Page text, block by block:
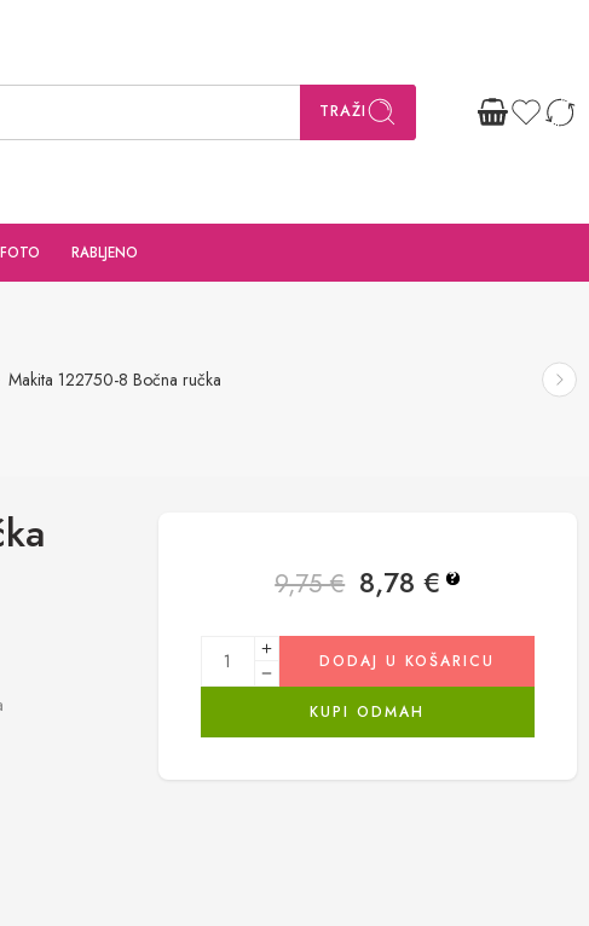
TRAŽI
FOTO RABLJENO
Makita 122750-8 Bočna ručka
9,75€ 8,78€ ?
DODAJ U KOŠARICU
KUPI ODMAH